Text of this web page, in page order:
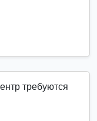
требуются